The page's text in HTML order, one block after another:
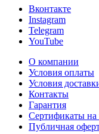
Вконтакте
Instagram
Telegram
YouTube
О компании
Условия оплаты
Условия
Контакты
Гарантия
Сертификаты
Публичная